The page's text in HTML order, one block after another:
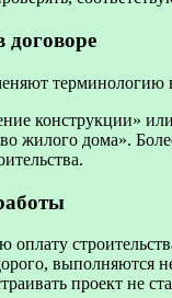
договоре
терминологию
конструкции»
жилого дома».
оплату
выполняются
проект не